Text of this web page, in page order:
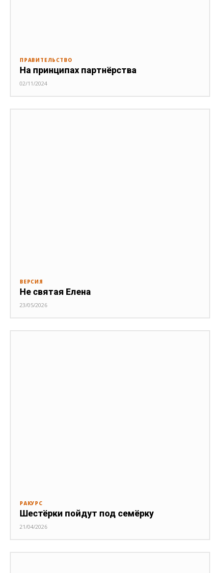
ПРАВИТЕЛЬСТВО
На принципах партнёрства
02/11/2024
ВЕРСИЯ
Не святая Елена
23/05/2026
РАКУРС
Шестёрки пойдут под семёрку
21/04/2026